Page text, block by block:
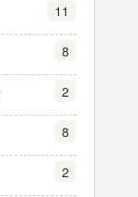
11
8
2
8
2